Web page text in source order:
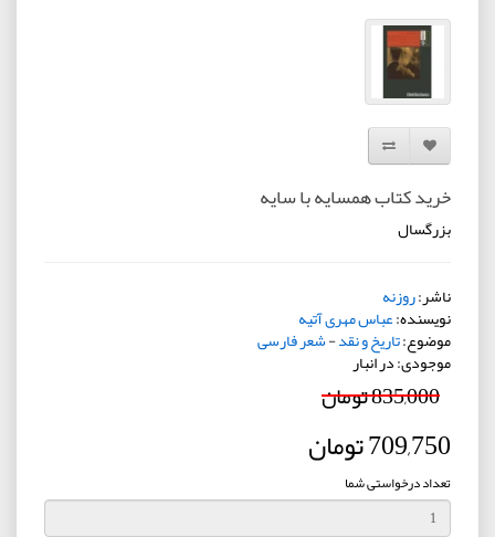
افزودن به لیست دلخواه
مقایسه این محصول
خرید کتاب همسایه با سایه
بزرگسال
ناشر:روزنه
نویسنده:عباس مهری آتیه
موضوع:تاریخ و نقد-شعر فارسی
موجودی: در انبار
835,000 تومان
709,750 تومان
تعداد درخواستی شما